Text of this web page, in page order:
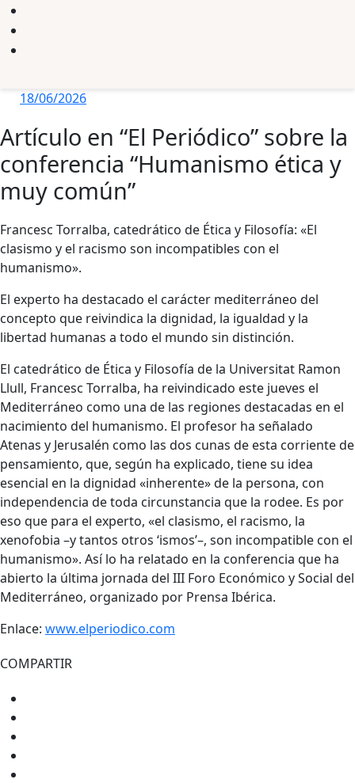
18/06/2026
Artículo en “El Periódico” sobre la
conferencia “Humanismo ética y
muy común”
Francesc Torralba, catedrático de Ética y Filosofía: «El
clasismo y el racismo son incompatibles con el
humanismo».
El experto ha destacado el carácter mediterráneo del
concepto que reivindica la dignidad, la igualdad y la
libertad humanas a todo el mundo sin distinción.
El catedrático de Ética y Filosofía de la Universitat Ramon
Llull, Francesc Torralba, ha reivindicado este jueves el
Mediterráneo como una de las regiones destacadas en el
nacimiento del humanismo. El profesor ha señalado
Atenas y Jerusalén como las dos cunas de esta corriente de
pensamiento, que, según ha explicado, tiene su idea
esencial en la dignidad «inherente» de la persona, con
independencia de toda circunstancia que la rodee. Es por
eso que para el experto, «el clasismo, el racismo, la
xenofobia –y tantos otros ‘ismos’–, son incompatible con el
humanismo». Así lo ha relatado en la conferencia que ha
abierto la última jornada del III Foro Económico y Social del
Mediterráneo, organizado por Prensa Ibérica.
Enlace: www.elperiodico.com
COMPARTIR